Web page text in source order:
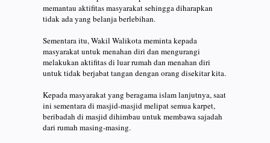
memantau aktifitas masyarakat sehingga diharapkan
tidak ada yang belanja berlebihan.
Sementara itu, Wakil Walikota meminta kepada
masyarakat untuk menahan diri dan mengurangi
melakukan aktifitas di luar rumah dan menahan diri
untuk tidak berjabat tangan dengan orang disekitar kita.
Kepada masyarakat yang beragama islam lanjutnya, saat
ini sementara di masjid-masjid melipat semua karpet,
beribadah di masjid dihimbau untuk membawa sajadah
dari rumah masing-masing.